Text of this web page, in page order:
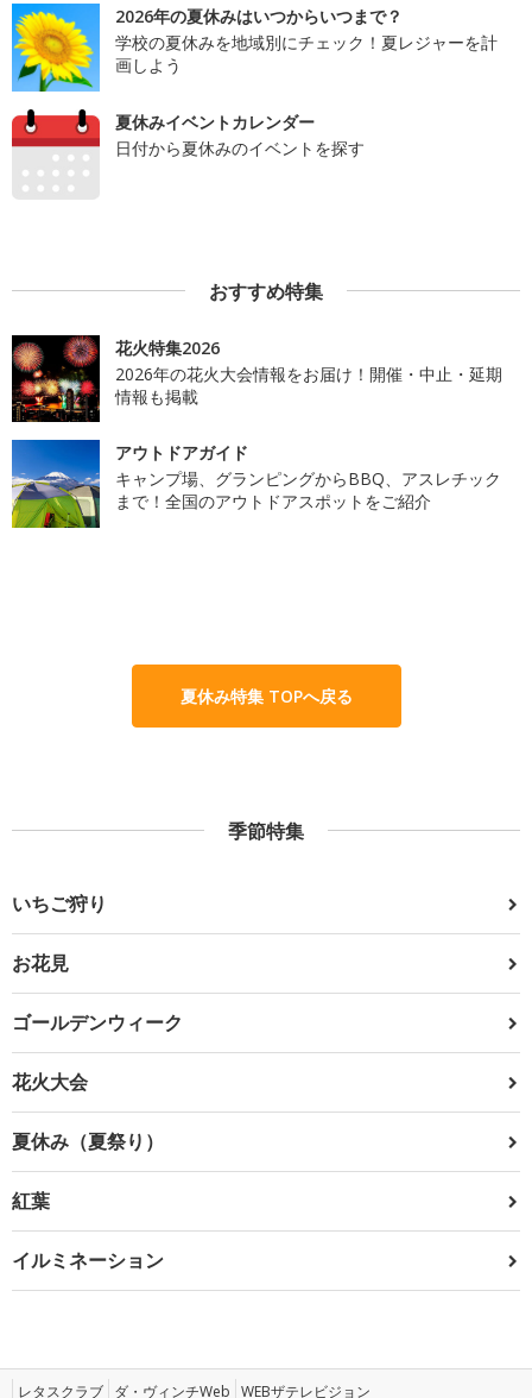
2026年の夏休みはいつからいつまで？
学校の夏休みを地域別にチェック！夏レジャーを計
画しよう
夏休みイベントカレンダー
日付から夏休みのイベントを探す
おすすめ特集
花火特集2026
2026年の花火大会情報をお届け！開催・中止・延期
情報も掲載
アウトドアガイド
キャンプ場、グランピングからBBQ、アスレチック
まで！全国のアウトドアスポットをご紹介
夏休み特集 TOPへ戻る
季節特集
いちご狩り
お花見
ゴールデンウィーク
花火大会
夏休み（夏祭り）
紅葉
イルミネーション
レタスクラブ ダ・ヴィンチWeb WEBザテレビジョン